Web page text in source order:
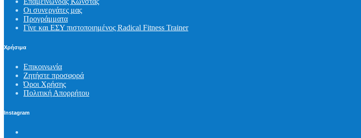
Οι συνεργάτες μας
Προγράμματα
Γίνε και ΕΣΥ πιστοποιημένος Radical Fitness Trainer
Χρήσιμα
Επικοινωνία
Ζητήστε προσφορά
Όροι Χρήσης
Πολιτική Απορρήτου
Instagram